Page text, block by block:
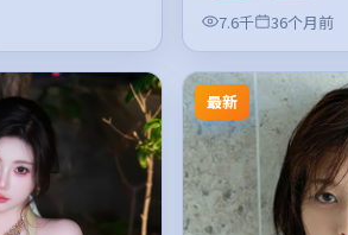
7.6千
36个月前
最新